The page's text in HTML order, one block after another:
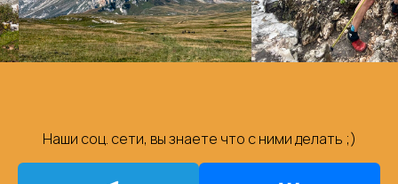
Наши соц. сети, вы знаете что с ними делать ;)